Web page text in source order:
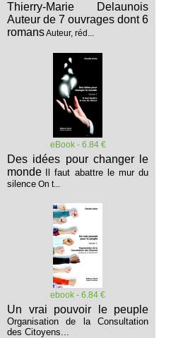
Thierry-Marie Delaunois
Auteur de 7 ouvrages dont 6
romansAuteur, réd...
eBook - 6.84 €
Des idées pour changer le
monde
Il faut abattre le mur du
silence On t...
ebook - 6.84 €
Un vrai pouvoir le peuple
Organisation de la Consultation
des Citoyens...